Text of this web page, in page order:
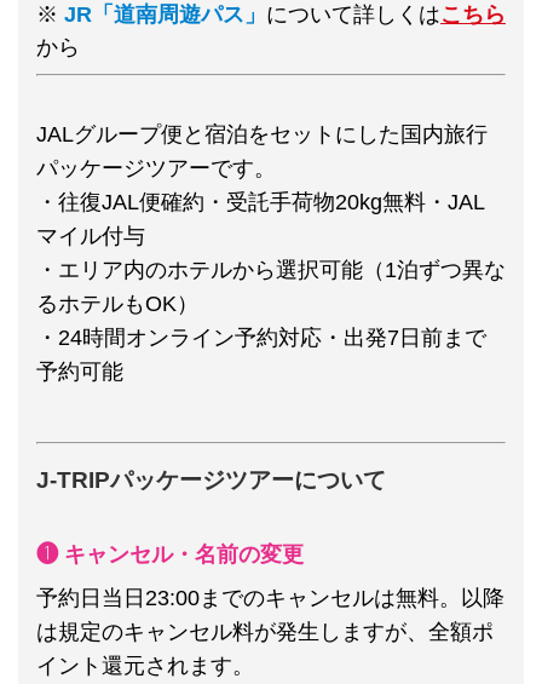
※ JR「道南周遊パス」 について詳しくはこちら
から
JALグループ便と宿泊をセットにした国内旅行
パッケージツアーです。
・往復JAL便確約・受託手荷物20kg無料・JAL
マイル付与
・エリア内のホテルから選択可能（1泊ずつ異な
るホテルもOK）
・24時間オンライン予約対応・出発7日前まで
予約可能
J-TRIPパッケージツアーについて
❶ キャンセル・名前の変更
予約日当日23:00までのキャンセルは無料。以降
は規定のキャンセル料が発生しますが、全額ポ
イント還元されます。